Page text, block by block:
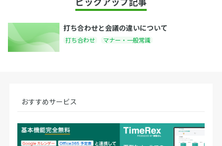
打ち合わせと会議の違いについて
打ち合わせ マナー・一般常識
おすすめサービス